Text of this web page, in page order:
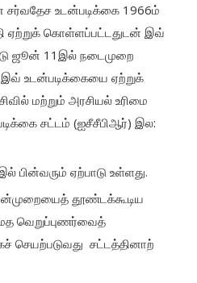
உடன்படிக்கை 1966ம்
ஏற்றுக் கொள்ளப்பட்டதுடன் இவ்
ஜூன் 11இல் நடைமுறை
உடன்படிக்கையை ஏற்றுக்
மற்றும் அரசியல் உரிமை
சட்டம் (ஐசீசீபிஆர்) இல:
பின்வரும் ஏற்பாடு உள்ளது.
தூண்டக்கூடிய
வெறுப்புணர்வைத்
செயற்படுவது சட்டத்தினாற்